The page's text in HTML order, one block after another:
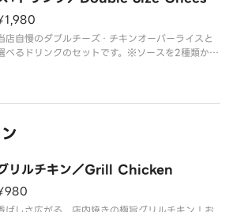
Over Rice with Drink
店自慢のダブルチーズ・チキンオーバーライスと
べるドリンクのセットです。※ソースを2種類から
リルチキン／Grill Chicken